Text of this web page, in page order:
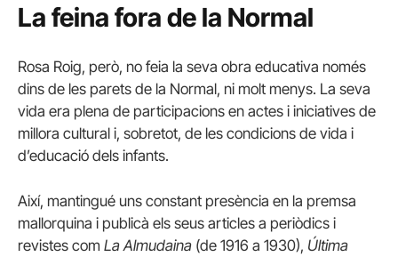
La feina fora de la Normal
Rosa Roig, però, no feia la seva obra educativa només
dins de les parets de la Normal, ni molt menys. La seva
vida era plena de participacions en actes i iniciatives de
millora cultural i, sobretot, de les condicions de vida i
d’educació dels infants.
Així, mantingué uns constant presència en la premsa
mallorquina i publicà els seus articles a periòdics i
revistes com La Almudaina (de 1916 a 1930), Última